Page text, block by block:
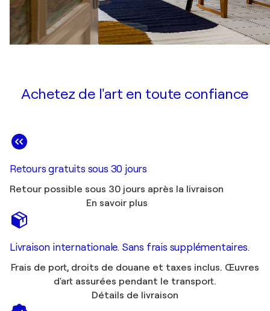
Achetez de l'art en toute confiance
Retours gratuits sous 30 jours
Retour possible sous 30 jours après la livraison
En savoir plus
Livraison internationale. Sans frais supplémentaires.
Frais de port, droits de douane et taxes inclus. Œuvres
d'art assurées pendant le transport.
Détails de livraison